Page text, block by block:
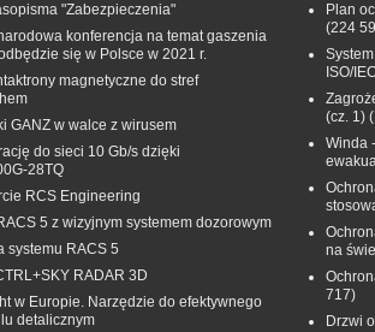
"Zabezpieczenia"
konferencja na temat gaszenia
się w Polsce w 2021 r.
magnetyczne do stref
GANZ w walce z wirusem
do sieci 10 Gb/s dzięki
RCS Engineering
5 z wizyjnym systemem dozorowym
systemu RACS 5
RADAR 3D
w Europie. Narzędzie do efektywnego
detalicznym
Plan
(224
ISO/
(cz. 1)
Winda
na
717)
Drzwi